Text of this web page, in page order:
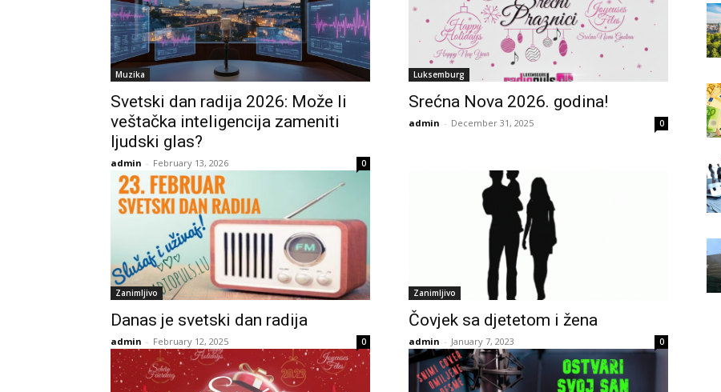
Muzika
Svetski dan radija 2026: Može li
veštačka inteligencija zameniti
ljudski glas?
admin - February 13, 2026 0
Luksemburg
Srećna Nova 2026. godina!
admin - December 31, 2025 0
Zanimljivo
Danas je svetski dan radija
admin - February 12, 2025 0
Zanimljivo
Čovjek sa djetetom i žena
admin - January 7, 2023 0